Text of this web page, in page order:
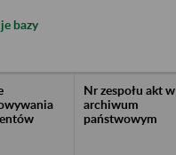
bazy
Nr zespołu akt w
archiwum
państwowym